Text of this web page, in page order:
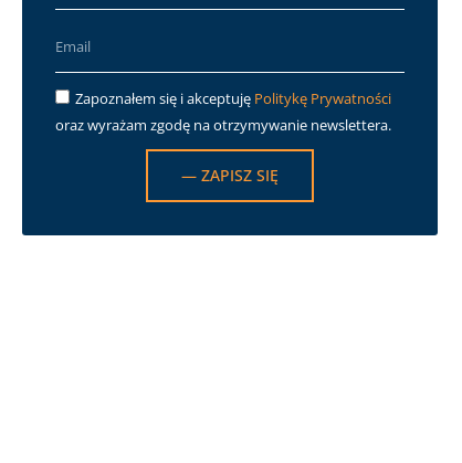
Zapoznałem się i akceptuję Politykę Prywatności
oraz wyrażam zgodę na otrzymywanie newslettera.
— ZAPISZ SIĘ